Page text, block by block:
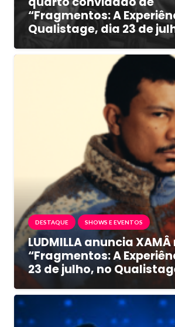
“Fragmentos: A
Qualistage, dia 23 de
DESTAQUE SHOWS E EVENTOS
LUDMILLA anuncia
“Fragmentos: A
23 de julho, no